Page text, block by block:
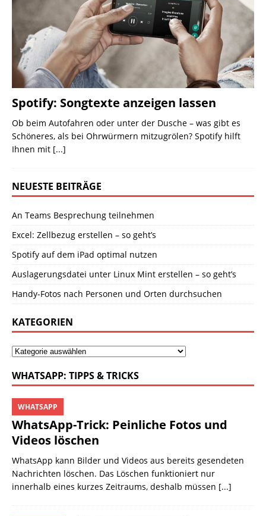
Spotify: Songtexte anzeigen lassen
Ob beim Autofahren oder unter der Dusche – was gibt es
Schöneres, als bei Ohrwürmern mitzugrölen? Spotify hilft
Ihnen mit [...]
NEUESTE BEITRÄGE
An Teams Besprechung teilnehmen
Excel: Zellbezug erstellen – so geht’s
Spotify auf dem iPad optimal nutzen
Auslagerungsdatei unter Linux Mint erstellen – so geht’s
Handy-Fotos nach Personen und Orten durchsuchen
KATEGORIEN
WHATSAPP: TIPPS & TRICKS
WhatsApp-Trick: Peinliche Fotos und
Videos löschen
WHATSAPP
WhatsApp kann Bilder und Videos aus bereits gesendeten
Nachrichten löschen. Das Löschen funktioniert nur
innerhalb eines kurzes Zeitraums, deshalb müssen [...]